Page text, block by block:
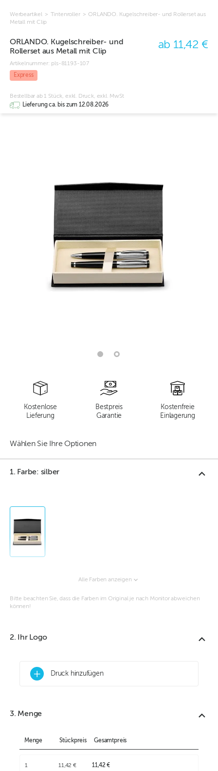
Werbeartikel > Tintenroller > ORLANDO. Kugelschreiber- und Rollerset aus
Metall mit Clip
ORLANDO. Kugelschreiber- und
Rollerset aus Metall mit Clip
Artikelnummer: pls-81193-107
Express
ab 11,42 €
Bestellbar ab 1 Stück, exkl. Druck, exkl. MwSt
Lieferung ca. bis zum 12.08.2026
Kostenlose
Lieferung
Bestpreis
Garantie
Kostenfreie
Einlagerung
Wählen Sie Ihre Optionen
1. Farbe: silber
Alle Farben anzeigen
Bitte beachten Sie, dass die Farben im Original je nach Monitor abweichen
können!
2. Ihr Logo
+ Druck hinzufügen
3. Menge
Menge Stückpreis Gesamtpreis
1 11,42 € 11,42 €